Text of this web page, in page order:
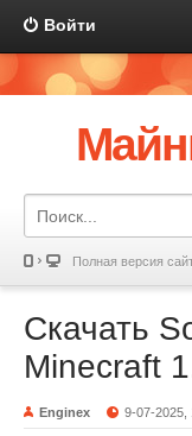
Войти
Полная версия
Скачать
Minecraft
Enginex 9-07-2025,